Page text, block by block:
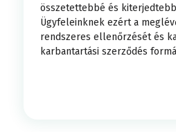
összetettebbé és
Ügyfeleinknek ezért a
rendszeres ellenőrzését és
karbantartási szerződés